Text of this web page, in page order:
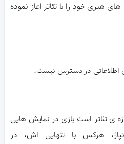
هنری خود را با تئاتر اغاز نموده
در دسترس نیست.
ی تئاتر است بازی در نمایش هایی
نپاژ، هرکس با تنهایی اش، در